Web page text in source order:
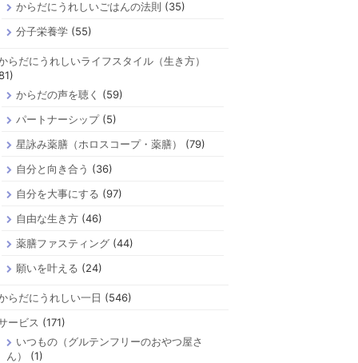
からだにうれしいごはんの法則 (35)
分子栄養学(55)
らだにうれしいライフスタイル（生き方）
からだの声を聴く
(59)
パートナーシップ(5)
星詠み薬膳（ホロスコープ・薬膳）
(79)
自分と向き合う (36)
自分を大事にする (97)
自由な生き方(46)
薬膳ファスティング(44)
願いを叶える (24)
らだにうれしい一日 (546)
ービス (171)
いつもの（グルテンフリーのおやつ屋さ
ん）
(1)